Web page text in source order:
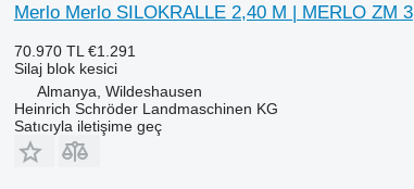
Merlo Merlo SILOKRALLE 2,40 M | MERLO ZM 3
70.970 TL €1.291
Silaj blok kesici
Almanya, Wildeshausen
Heinrich Schröder Landmaschinen KG
Satıcıyla iletişime geç